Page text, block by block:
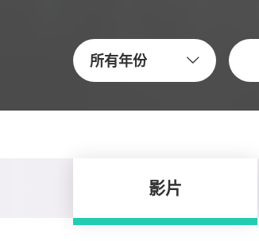
所有年份
关键字
影片